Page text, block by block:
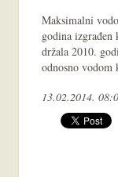
Maksimalni
godina izgrađen
držala 2010.
odnosno vodom
13.02.2014.